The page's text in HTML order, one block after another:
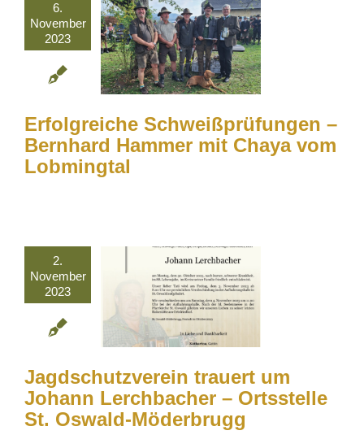
6.
November
2023
Erfolgreiche Schweißprüfungen –
Bernhard Hammer mit Chaya vom
Lobmingtal
2.
November
2023
Jagdschutzverein trauert um
Johann Lerchbacher – Ortsstelle
St. Oswald-Möderbrugg